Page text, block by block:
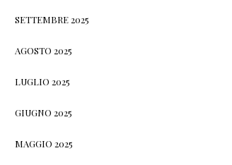
SETTEMBRE 2025
AGOSTO 2025
LUGLIO 2025
GIUGNO 2025
MAGGIO 2025